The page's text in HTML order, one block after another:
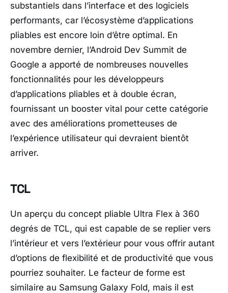
substantiels dans l’interface et des logiciels
performants, car l’écosystème d’applications
pliables est encore loin d’être optimal. En
novembre dernier, l’Android Dev Summit de
Google a apporté de nombreuses nouvelles
fonctionnalités pour les développeurs
d’applications pliables et à double écran,
fournissant un booster vital pour cette catégorie
avec des améliorations prometteuses de
l’expérience utilisateur qui devraient bientôt
arriver.
TCL
Un aperçu du concept pliable Ultra Flex à 360
degrés de TCL, qui est capable de se replier vers
l’intérieur et vers l’extérieur pour vous offrir autant
d’options de flexibilité et de productivité que vous
pourriez souhaiter. Le facteur de forme est
similaire au Samsung Galaxy Fold, mais il est